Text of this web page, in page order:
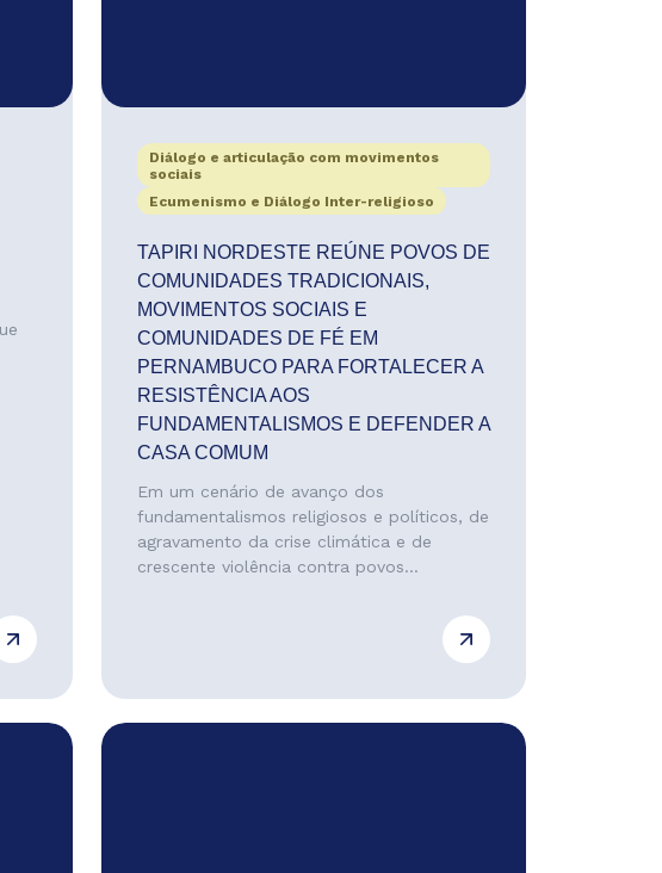
Diálogo e articulação com movimentos
sociais
Ecumenismo e Diálogo Inter-religioso
TAPIRI NORDESTE REÚNE POVOS DE
COMUNIDADES TRADICIONAIS,
MOVIMENTOS SOCIAIS E
COMUNIDADES DE FÉ EM
PERNAMBUCO PARA FORTALECER A
RESISTÊNCIA AOS
FUNDAMENTALISMOS E DEFENDER A
CASA COMUM
Em um cenário de avanço dos
fundamentalismos religiosos e políticos, de
agravamento da crise climática e de
crescente violência contra povos...